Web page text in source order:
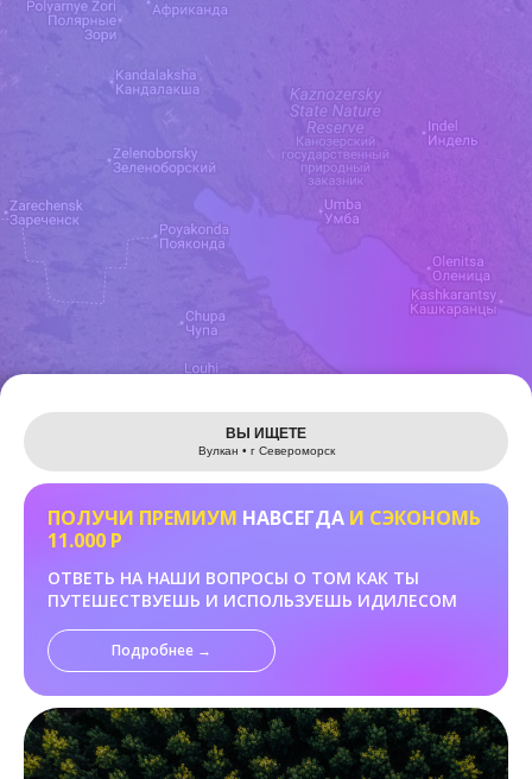
Leaflet
ВЫ ИЩЕТЕ
Вулкан • г Североморск
ПОЛУЧИ ПРЕМИУМ НАВСЕГДА И СЭКОНОМЬ
11.000 Р
ОТВЕТЬ НА НАШИ ВОПРОСЫ О ТОМ КАК ТЫ
ПУТЕШЕСТВУЕШЬ И ИСПОЛЬЗУЕШЬ ИДИЛЕСОМ
Подробнее →